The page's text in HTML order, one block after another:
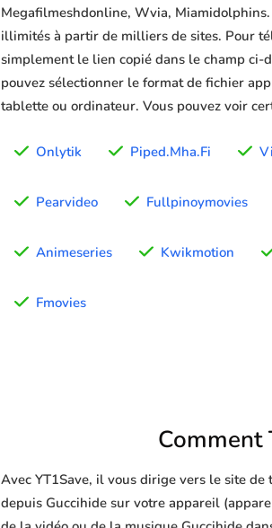
Megafilmeshdonline, Wvia,
illimités à partir de milliers de sites. Pour
simplement le lien copié dans le champ ci-
pouvez sélectionner le format de fichier
tablette ou ordinateur. Vous pouvez voir
Onlytik Piped.Mha.Fi
Pearvideo Fullpinoymovies
Animeseries Kwikmotion
Fmovies
Comment
Avec YT1Save, il vous dirige vers le site
depuis Guccihide sur votre appareil